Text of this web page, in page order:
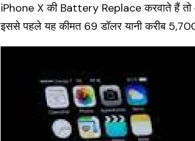
iPhone X की Battery Replace करवाते हैं
इससे पहले यह कीमत 69 डॉलर यानी करीब